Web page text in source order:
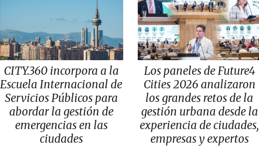
CITY.360 incorpora a la
Escuela Internacional de
Servicios Públicos para
abordar la gestión de
emergencias en las
ciudades
Los paneles de Future4
Cities 2026 analizaron
los grandes retos de la
gestión urbana desde la
experiencia de ciudades,
empresas y expertos